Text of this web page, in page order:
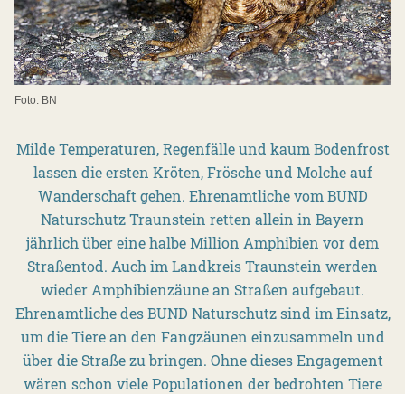
Foto: BN
Milde Temperaturen, Regenfälle und kaum Bodenfrost
lassen die ersten Kröten, Frösche und Molche auf
Wanderschaft gehen. Ehrenamtliche vom BUND
Naturschutz Traunstein retten allein in Bayern
jährlich über eine halbe Million Amphibien vor dem
Straßentod. Auch im Landkreis Traunstein werden
wieder Amphibienzäune an Straßen aufgebaut.
Ehrenamtliche des BUND Naturschutz sind im Einsatz,
um die Tiere an den Fangzäunen einzusammeln und
über die Straße zu bringen. Ohne dieses Engagement
wären schon viele Populationen der bedrohten Tiere